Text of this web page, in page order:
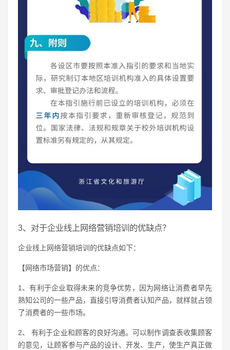
3、对于企业线上网络营销培训的优缺点？
企业线上网络营销培训的优缺点如下：
【网络市场营销】的优点：
1、有利于企业取得未来的竞争优势，因为网络让消费者早先
熟知公司的一些产品，直接引导消费者认知产品，就样就占领
了消费者的一些市场。
2、 有利于企业和顾客的良好沟通。可以制作调查表收集顾客
的意见，让顾客参与产品的设计、开发、生产，使生产真正做